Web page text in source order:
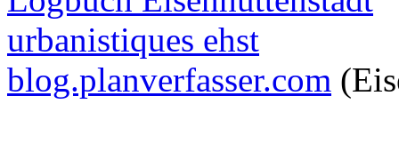
urbanistiques ehst
blog.planverfasser.com